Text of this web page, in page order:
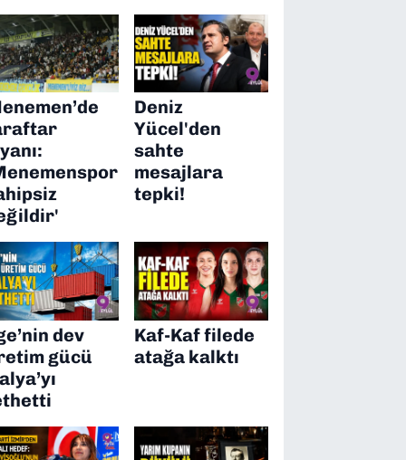
Deniz
Yücel'den
sahte
mesajlara
tepki!
dev
gücü
Kaf-Kaf filede
atağa kalktı